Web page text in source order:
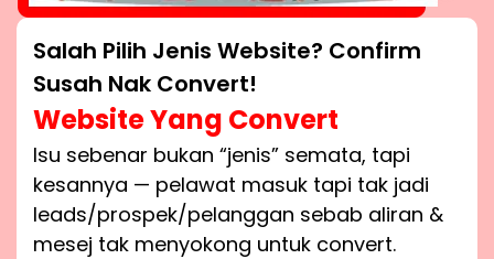
Salah Pilih Jenis Website? Confirm
Susah Nak Convert!
Website Yang Convert
Isu sebenar bukan “jenis” semata, tapi
kesannya — pelawat masuk tapi tak jadi
leads/prospek/pelanggan sebab aliran &
mesej tak menyokong untuk convert.